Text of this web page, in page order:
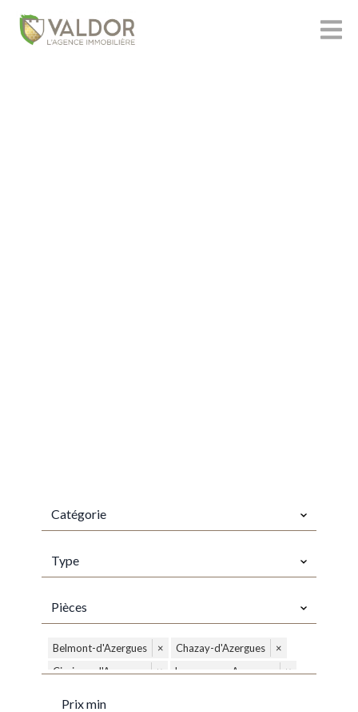
Catégorie
Type
Pièces
Belmont-d'Azergues × Chazay-d'Azergues
×
Civrieux-d'Azergues
× Lamure-sur-Azergues
×